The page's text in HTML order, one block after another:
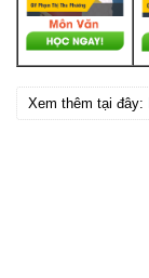
Xem thêm tại đây: